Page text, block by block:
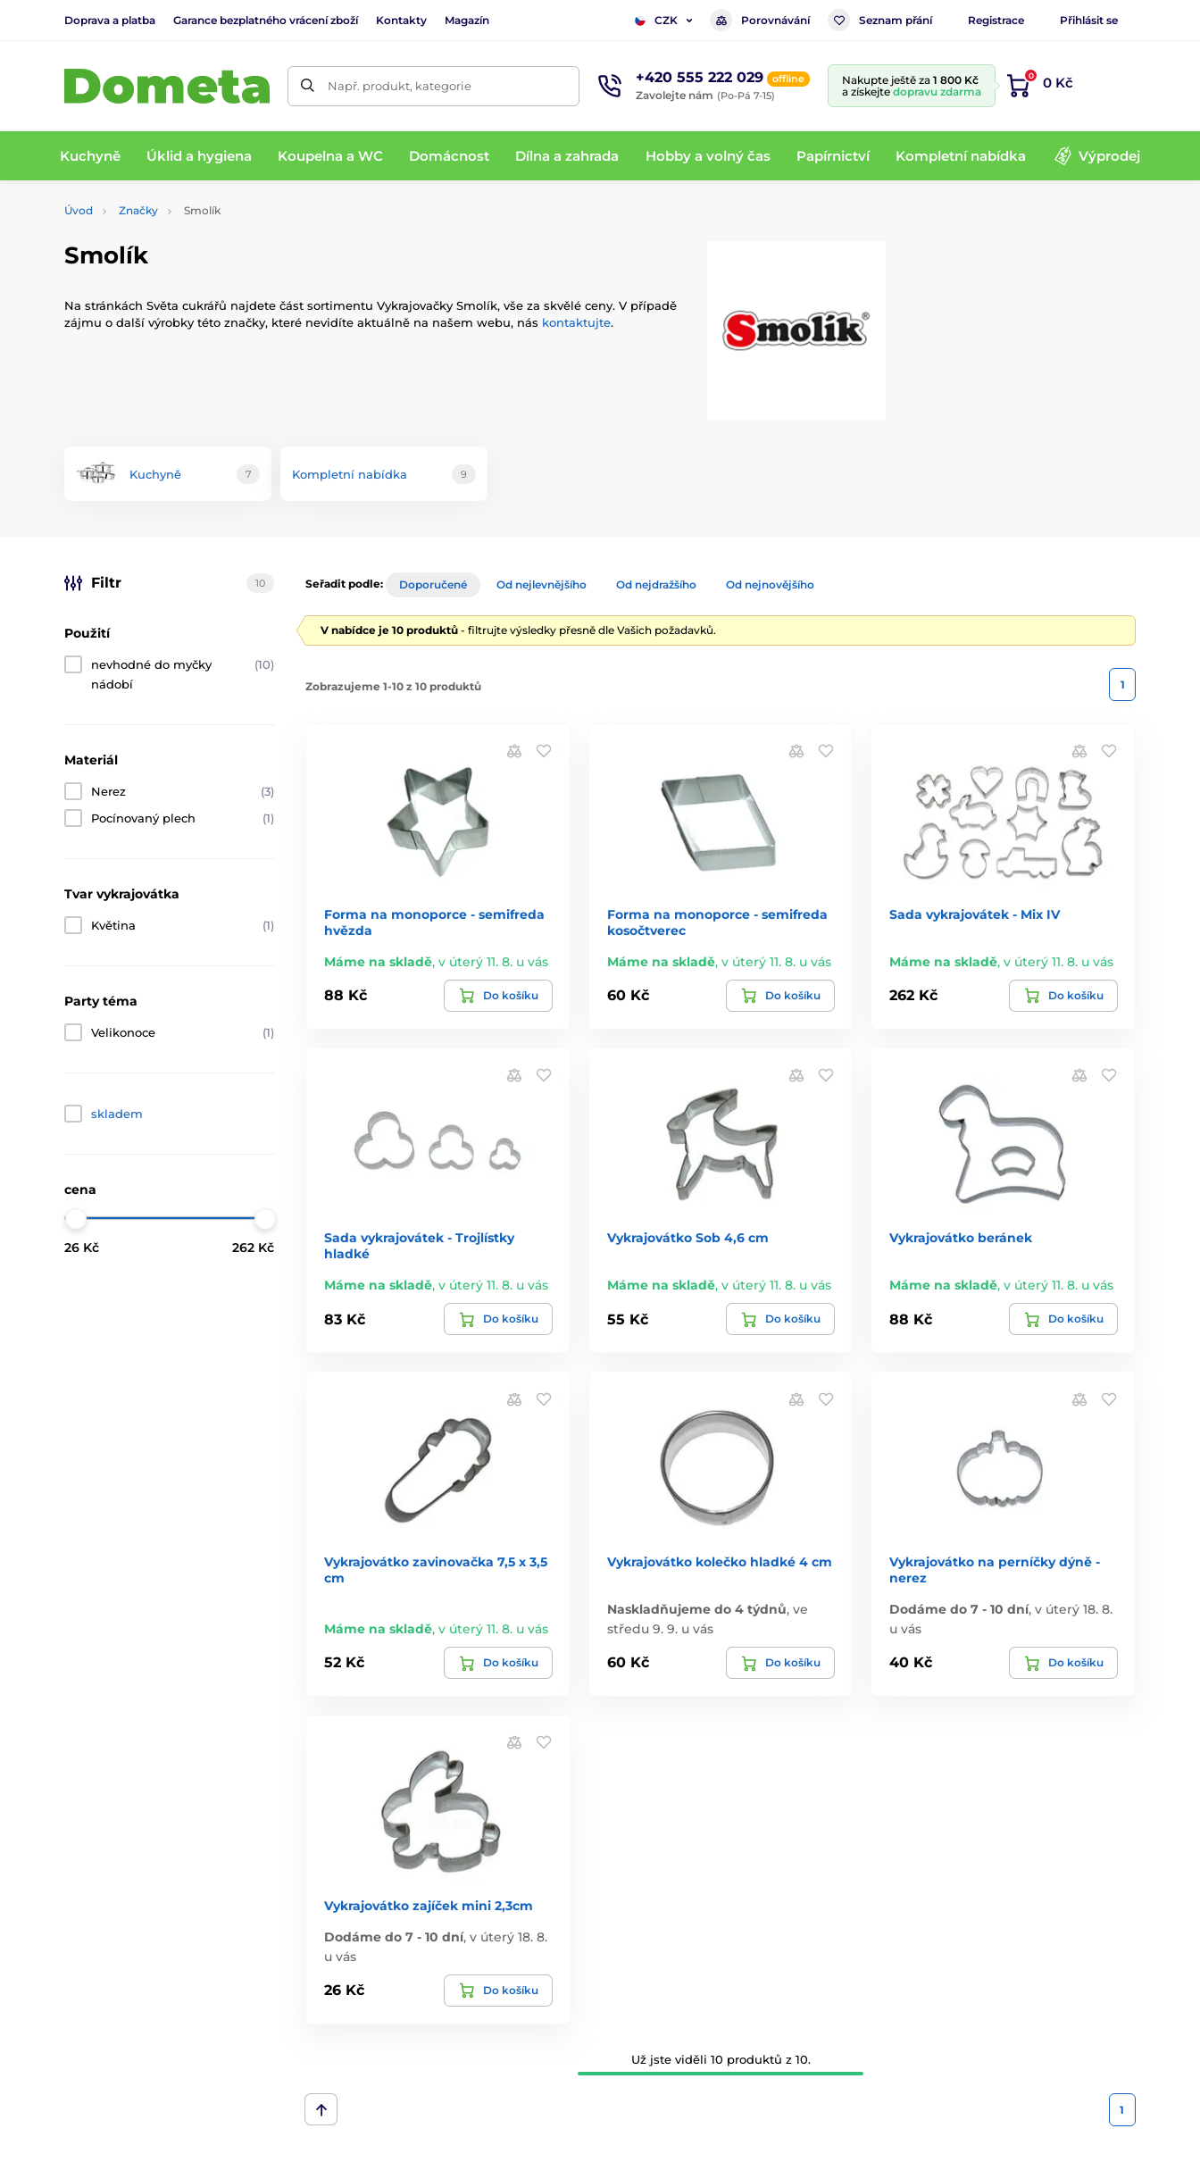
Doprava a platba Garance bezplatného vrácení zboží Kontakty Magazín CZK Porovnávání Seznam přání Registrace Přihlásit se
Např. produkt, kategorie +420 555 222 029 offline
Zavolejte nám (Po-Pá 7-15)
Nakupte ještě za 1 800 Kč
a získejte dopravu zdarma
0 0 Kč
Kuchyně Úklid a hygiena Koupelna a WC Domácnost Dílna a zahrada Hobby a volný čas Papírnictví Kompletní nabídka Výprodej
Úvod Značky Smolík
Smolík
Na stránkách Světa cukrářů najdete část sortimentu Vykrajovačky Smolík, vše za skvělé ceny. V případě
zájmu o další výrobky této značky, které nevidíte aktuálně na našem webu, nás kontaktujte.
Kuchyně 7 Kompletní nabídka 9
Filtr 10
Použití
nevhodné do myčky
nádobí
(10)
Materiál
Nerez
(3)
Pocínovaný plech
(1)
Tvar vykrajovátka
Květina (1)
Party téma
Velikonoce (1)
skladem
cena
26 Kč 262 Kč
Seřadit podle: Doporučené Od nejlevnějšího Od nejdražšího Od nejnovějšího
V nabídce je 10 produktů - filtrujte výsledky přesně dle Vašich požadavků.
Zobrazujeme 1-10 z 10 produktů 1
Forma na monoporce - semifreda
hvězda
Máme na skladě, v úterý 11. 8. u vás
88 Kč Do košíku
Forma na monoporce - semifreda
kosočtverec
Máme na skladě, v úterý 11. 8. u vás
60 Kč Do košíku
Sada vykrajovátek - Mix IV
Máme na skladě,v úterý 11. 8. u vás
262 Kč Do košíku
Sada vykrajovátek - Trojlístky
hladké
Máme na skladě, v úterý 11. 8. u vás
83 Kč Do košíku
Vykrajovátko Sob 4,6 cm
Máme na skladě, v úterý 11. 8. u vás
55 Kč Do košíku
Vykrajovátko beránek
Máme na skladě,v úterý 11. 8. u vás
88 Kč Do košíku
Vykrajovátko zavinovačka 7,5 x 3,5
cm
Máme na skladě, v úterý 11. 8. u vás
52 Kč Do košíku
Vykrajovátko kolečko hladké 4 cm
Naskladňujeme do 4 týdnů, ve
středu 9. 9. u vás
60 Kč Do košíku
Vykrajovátko na perníčky dýně -
nerez
Dodáme do 7 - 10 dní,v úterý 18. 8.
u vás
40 Kč Do košíku
Vykrajovátko zajíček mini 2,3cm
Dodáme do 7 - 10 dní, v úterý 18. 8.
u vás
26 Kč Do košíku
Už jste viděli 10 produktů z 10.
1